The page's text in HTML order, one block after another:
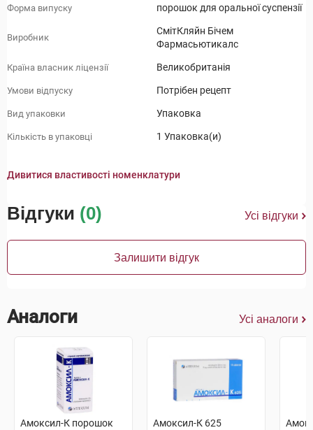
Форма випуску порошок для оральної суспензії
Виробник
СмітКляйн Бічем
Фармасьютикалс
Країна власник ліцензії Великобританія
Умови відпуску Потрібен рецепт
Вид упаковки Упаковка
Кількість в упаковці 1 Упаковка(и)
Дивитися властивості номенклатури
Відгуки (0) Усі відгуки
Залишити відгук
Аналоги Усі аналоги
Амоксил-К порошок
Амоксил-К 625